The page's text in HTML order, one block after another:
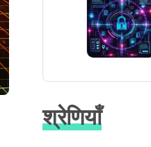
श्रेणियाँ